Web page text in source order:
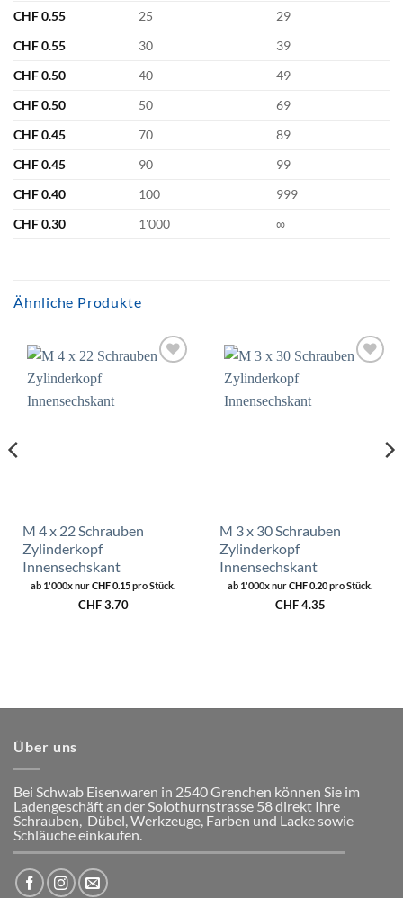
CHF0.55 25
29
CHF0.55 30
39
CHF0.50 40
49
CHF0.50 50
69
CHF0.45 70
89
CHF0.45 90
99
CHF0.40 100
999
CHF0.30 1'000 ∞
Ähnliche Produkte
M 4 x 22 Schrauben
Zylinderkopf
Innensechskant
ab 1'000x nurCHF0.15pro Stück.
CHF3.70
M 3 x 30 Schrauben
Zylinderkopf
Innensechskant
ab 1'000x nurCHF0.20pro Stück.
CHF4.35
Über uns
Bei Schwab Eisenwaren in 2540 Grenchen können Sie im
Ladengeschäft an der Solothurnstrasse 58direkt Ihre
Schrauben, Dübel, Werkzeuge, Farben und Lackesowie
Schläuche einkaufen.